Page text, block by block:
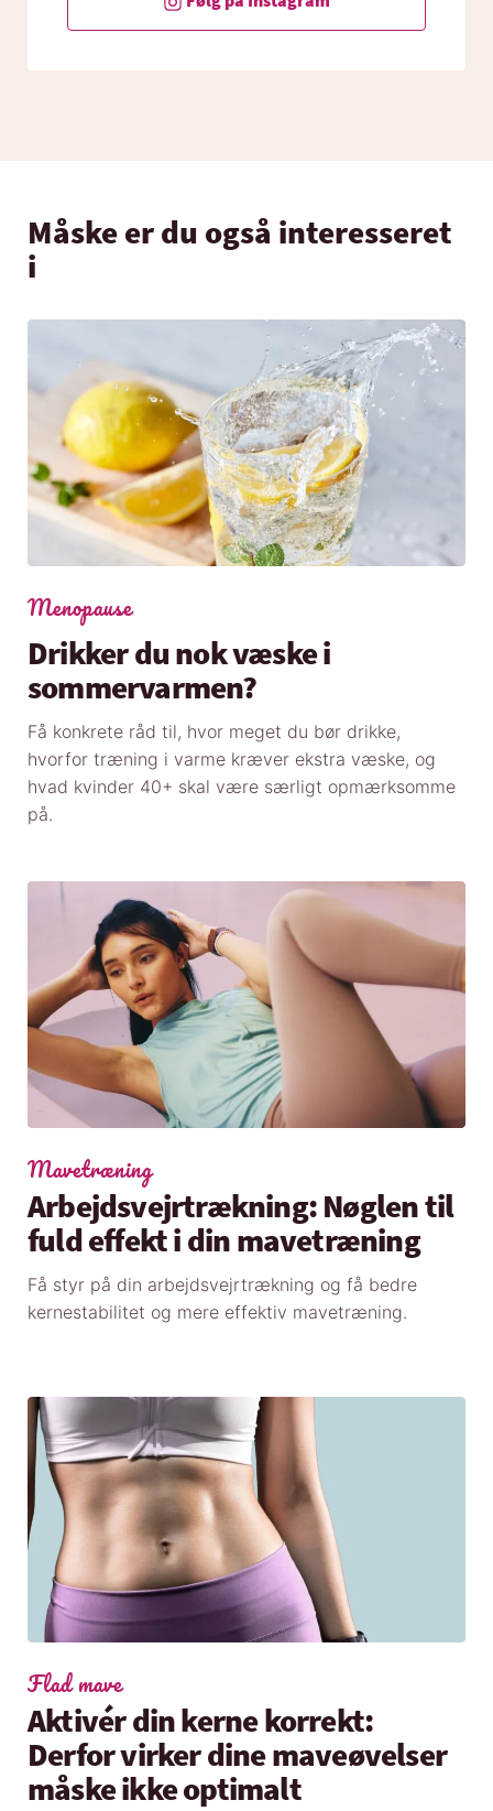
Måske er du også interesseret
i
Menopause
Drikker du nok væske i
sommervarmen?
Få konkrete råd til, hvor meget du bør drikke,
hvorfor træning i varme kræver ekstra væske, og
hvad kvinder 40+ skal være særligt opmærksomme
på.
Mavetræning
Arbejdsvejrtrækning: Nøglen til
fuld effekt i din mavetræning
Få styr på din arbejdsvejrtrækning og få bedre
kernestabilitet og mere effektiv mavetræning.
Flad mave
Aktivér din kerne korrekt:
Derfor virker dine maveøvelser
måske ikke optimalt